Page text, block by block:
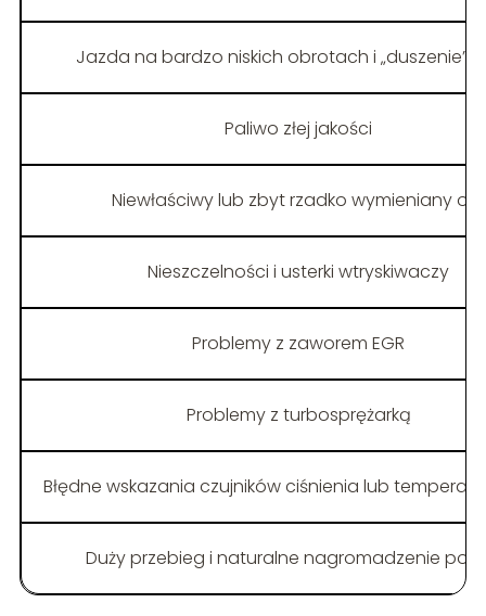
Jazda na bardzo niskich obrotach i „duszenie”
Paliwo złej jakości
Niewłaściwy lub zbyt rzadko wymieniany olej
Nieszczelności i usterki wtryskiwaczy
Problemy z zaworem EGR
Problemy z turbosprężarką
Błędne wskazania czujników ciśnienia lub
Duży przebieg i naturalne nagromadzenie